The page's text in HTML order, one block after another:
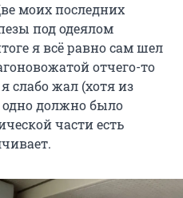
моих последних
под одеялом
я всё равно сам шел
отчего-то
слабо жал (хотя из
должно было
части есть